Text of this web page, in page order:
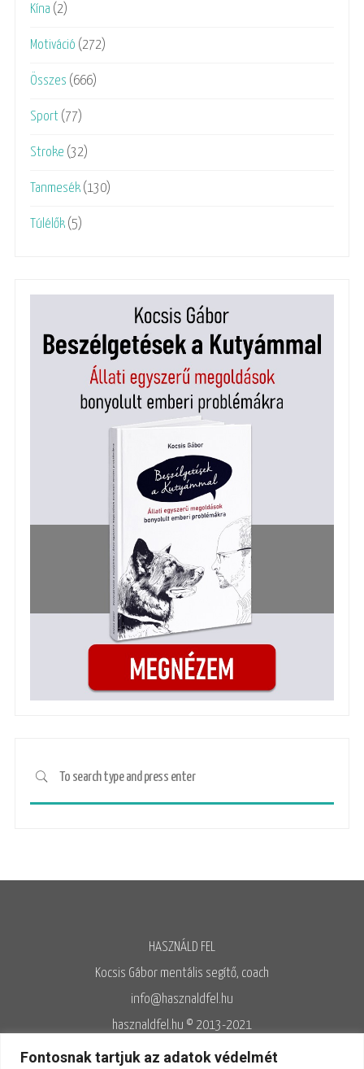
Fontosnak tartjuk az adatok védelmét
Kína (2)
Motiváció (272)
Összes (666)
Sport (77)
Stroke (32)
Tanmesék (130)
Túlélők (5)
HASZNÁLD FEL
Kocsis Gábor mentális segítő, coach
info@hasznaldfel.hu
hasznaldfel.hu © 2013-2021
Írásaim szerzői jogi védelem alatt állnak, felhasználásuk kizárólag az